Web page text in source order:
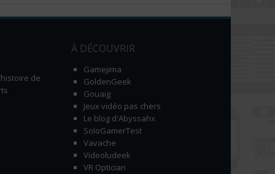
de
À DÉCOUVRIR
Gamejima
GoldenGeek
Gouaig
Jeux vidéo pas chers
Le blog d'Abyssahx
SoloGamerTest
Vavache
Videoludeek
VR Optician